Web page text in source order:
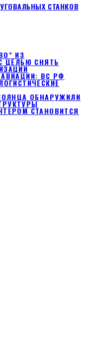
СТАНКОВ
ИЗ
ЦЕЛЬЮ СНЯТЬ
ВС РФ
ОБНАРУЖИЛИ
СТАНОВИТСЯ